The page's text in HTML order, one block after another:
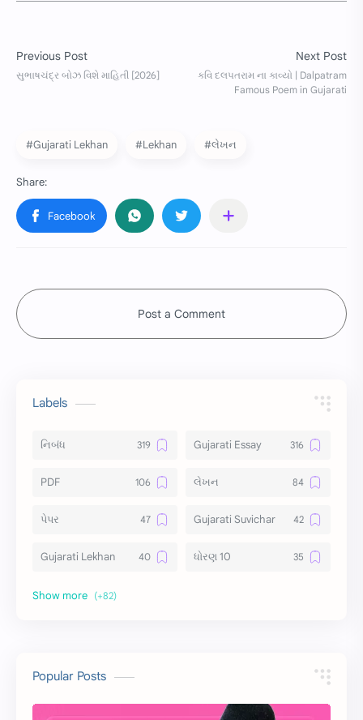
#Gujarati Lekhan #Lekhan #લેખન
Post a Comment
Labels
નિબંધ Gujarati Essay
PDF લેખન
પેપર Gujarati Suvichar
Gujarati Lekhan ધોરણ 10
અર્થ વિસ્તાર
10 વાક્યો
સુવિચાર Gujarati Vyakaran
Popular Posts